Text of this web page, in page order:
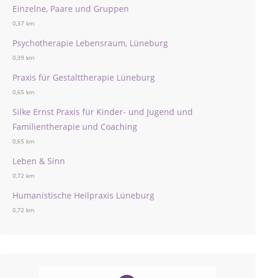
Einzelne, Paare und Gruppen
0,37 km
Psychotherapie Lebensraum, Lüneburg
0,39 km
Praxis für Gestalttherapie Lüneburg
0,65 km
Silke Ernst Praxis für Kinder- und Jugend und
Familientherapie und Coaching
0,65 km
Leben & Sinn
0,72 km
Humanistische Heilpraxis Lüneburg
0,72 km